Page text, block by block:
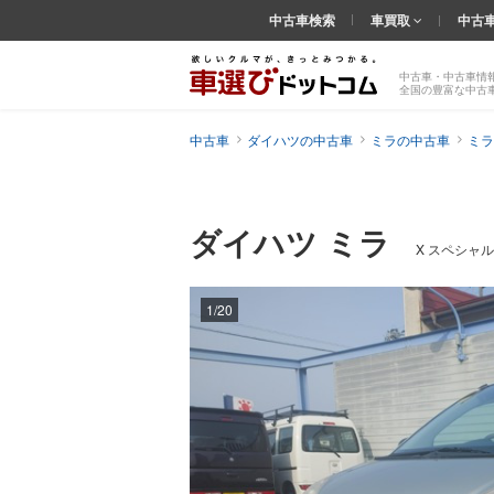
中古車・中古車情
全国の豊富な中古
中古車検索 車買取 中古
中古車 ダイハツの中古車 ミラの中古車 ミ
ダイハツ ミラ X スペシャ
1/20
前の